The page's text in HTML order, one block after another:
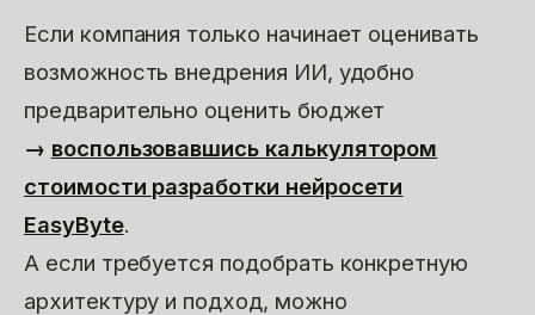
Если компания только начинает оценивать
возможность внедрения ИИ, удобно
предварительно оценить бюджет
→ воспользовавшись калькулятором
стоимости разработки нейросети
EasyByte.
А если требуется подобрать конкретную
архитектуру и подход, можно